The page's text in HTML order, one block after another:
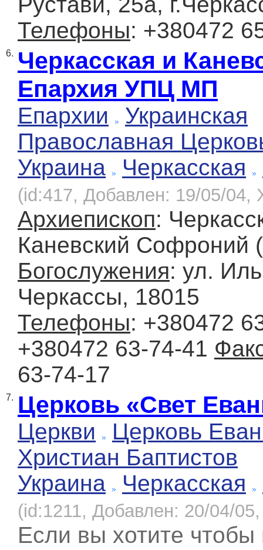
Телефоны: +380472
6. Черкасская и
Епархия УПЦ МП
Епархии
Украинская
Православная
Украина
Черкасская
(id:417, Добавлен: 19/05/04,
Архиепископ:
Каневский Софроний
Богослужения: ул.
Черкассы, 18015
Телефоны: +380472
+380472 63-74-41
63-74-17
7. Церковь «Свет
Церкви
Церковь
Христиан Баптистов
Украина
Черкасская
(id:1211, Добавлен: 20/04/
Если вы хотите